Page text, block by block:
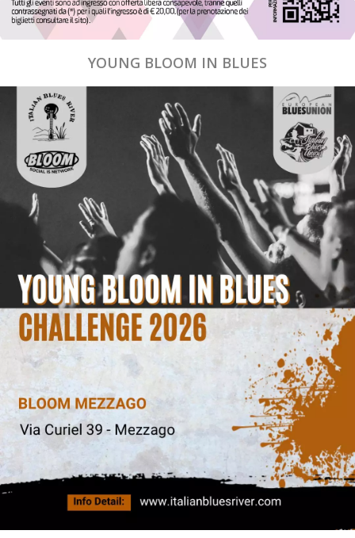
YOUNG BLOOM IN BLUES